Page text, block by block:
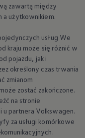
zawartą między
a użytkownikiem.
usług We
kraju może się różnić w
pojazdu, jak i
określony czas trwania
zmianom
zostać zakończone.
na stronie
partnera Volkswagen.
za usługi komórkowe